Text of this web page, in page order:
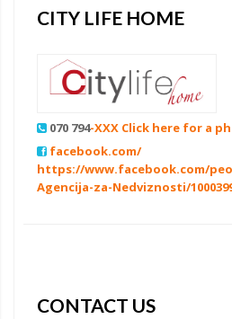
CITY LIFE HOME
070 794-XXX Click here for a
facebook.com/
https://www.facebook.com/
Agencija-za-Nedviznosti/
CONTACT US